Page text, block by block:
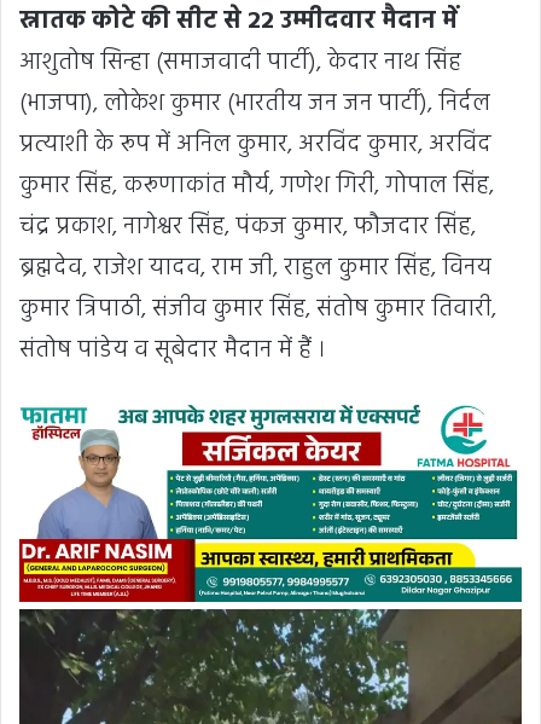
स्नातक कोटे की सीट से 22 उम्मीदवार मैदान में
आशुतोष सिन्हा (समाजवादी पार्टी), केदार नाथ सिंह
(भाजपा), लोकेश कुमार (भारतीय जन जन पार्टी), निर्दल
प्रत्याशी के रूप में अनिल कुमार, अरविंद कुमार, अरविंद
कुमार सिंह, करूणाकांत मौर्य, गणेश गिरी, गोपाल सिंह,
चंद्र प्रकाश, नागेश्वर सिंह, पंकज कुमार, फौजदार सिंह,
ब्रह्मदेव, राजेश यादव, राम जी, राहुल कुमार सिंह, विनय
कुमार त्रिपाठी, संजीव कुमार सिंह, संतोष कुमार तिवारी,
संतोष पांडेय व सूबेदार मैदान में हैं ।